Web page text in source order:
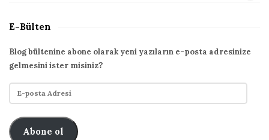
t
S
i
d
e
b
a
a
c
h
r
E-Bülten
Blog bültenine abone olarak yeni yazıların e-posta adresinize
gelmesini ister misiniz?
E
-
o
Abone ol